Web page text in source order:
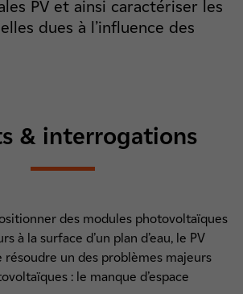
PV et ainsi caractériser les
dues à l’influence des
& interrogations
des modules photovoltaïques
à la surface d’un plan d’eau, le PV
un des problèmes majeurs
: le manque d’espace